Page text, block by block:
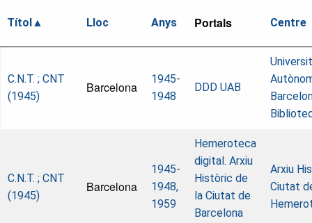
Títol Lloc Anys Portals Centre
C.N.T. ; CNT
(1945)
Barcelona
1945-
1948
DDD UAB
C.N.T. ; CNT
(1945)
Barcelona
1945-
1948,
1959
Hemeroteca
digital. Arxiu
Històric de
la Ciutat de
Barcelona
Arxiu
Ciutat